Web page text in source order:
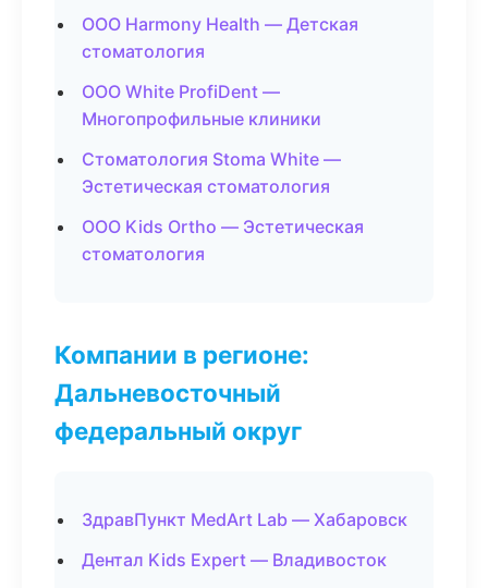
ООО Harmony Health — Детская
стоматология
ООО White ProfiDent —
Многопрофильные клиники
Стоматология Stoma White —
Эстетическая стоматология
ООО Kids Ortho — Эстетическая
стоматология
Компании в регионе:
Дальневосточный
федеральный округ
ЗдравПункт MedArt Lab — Хабаровск
Дентал Kids Expert — Владивосток